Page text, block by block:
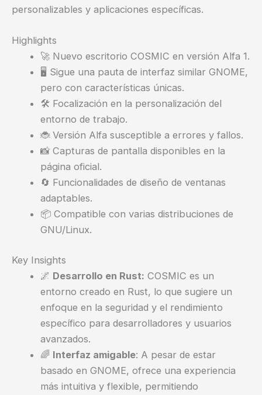
personalizables y aplicaciones específicas.
Highlights
🚀 Nuevo escritorio COSMIC en versión Alfa 1.
🖥️ Sigue una pauta de interfaz similar GNOME,
pero con características únicas.
🛠️ Focalización en la personalización del
entorno de trabajo.
🐞 Versión Alfa susceptible a errores y fallos.
📸 Capturas de pantalla disponibles en la
página oficial.
🔄 Funcionalidades de diseño de ventanas
adaptables.
📦 Compatible con varias distribuciones de
GNU/Linux.
Key Insights
🌌 Desarrollo en Rust: COSMIC es un
entorno creado en Rust, lo que sugiere un
enfoque en la seguridad y el rendimiento
específico para desarrolladores y usuarios
avanzados.
🌈 Interfaz amigable: A pesar de estar
basado en GNOME, ofrece una experiencia
más intuitiva y flexible, permitiendo